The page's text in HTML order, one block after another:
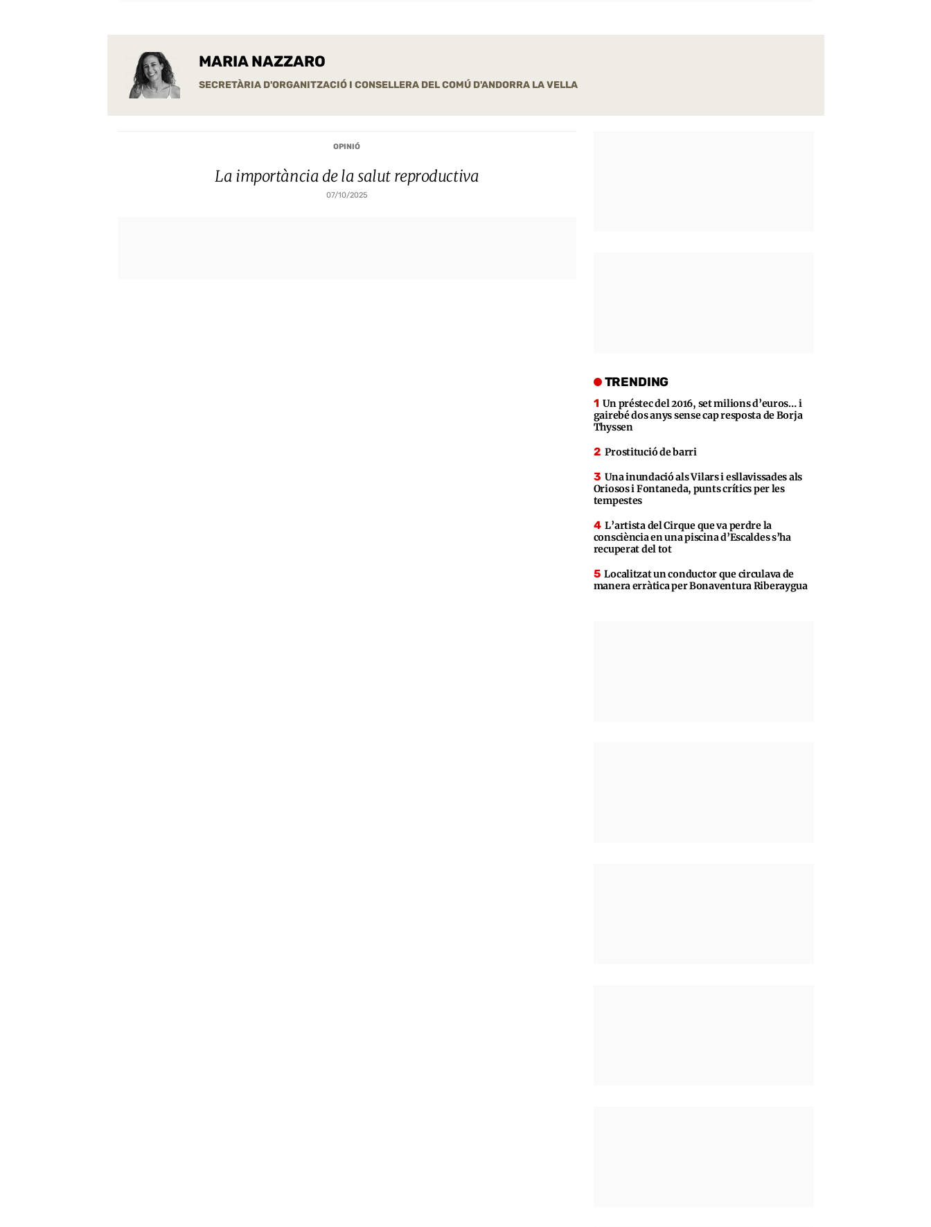
MARIA NAZZARO
SECRETÀRIA D'ORGANITZACIÓ I CONSELLERA DEL COMÚ D'ANDORRA LA VELLA
OPINIÓ
La importància de la salut reproductiva
07/10/2025
TRENDING
Un préstec del 2016, set milions d’euros… i
gairebé dos anys sense cap resposta de Borja
Thyssen
Prostitució de barri
Una inundació als Vilars i esllavissades als
Oriosos i Fontaneda, punts crítics per les
tempestes
L’artista del Cirque que va perdre la
consciència en una piscina d’Escaldes s’ha
recuperat del tot
Localitzat un conductor que circulava de
manera erràtica per Bonaventura Riberaygua